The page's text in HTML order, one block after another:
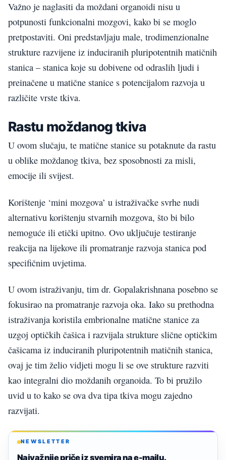
Važno je naglasiti da moždani organoidi nisu u
potpunosti funkcionalni mozgovi, kako bi se moglo
pretpostaviti. Oni predstavljaju male, trodimenzionalne
strukture razvijene iz induciranih pluripotentnih matičnih
stanica – stanica koje su dobivene od odraslih ljudi i
preinačene u matične stanice s potencijalom razvoja u
različite vrste tkiva.
Rastu moždanog tkiva
U ovom slučaju, te matične stanice su potaknute da rastu
u oblike moždanog tkiva, bez sposobnosti za misli,
emocije ili svijest.
Korištenje ‘mini mozgova’ u istraživačke svrhe nudi
alternativu korištenju stvarnih mozgova, što bi bilo
nemoguće ili etički upitno. Ovo uključuje testiranje
reakcija na lijekove ili promatranje razvoja stanica pod
specifičnim uvjetima.
U ovom istraživanju, tim dr. Gopalakrishnana posebno se
fokusirao na promatranje razvoja oka. Iako su prethodna
istraživanja koristila embrionalne matične stanice za
uzgoj optičkih čašica i razvijala strukture slične optičkim
čašicama iz induciranih pluripotentnih matičnih stanica,
ovaj je tim želio vidjeti mogu li se ove strukture razviti
kao integralni dio moždanih organoida. To bi pružilo
uvid u to kako se ova dva tipa tkiva mogu zajedno
razvijati.
NEWSLETTER
Najvažnije priče iz svemira na e-mailu.